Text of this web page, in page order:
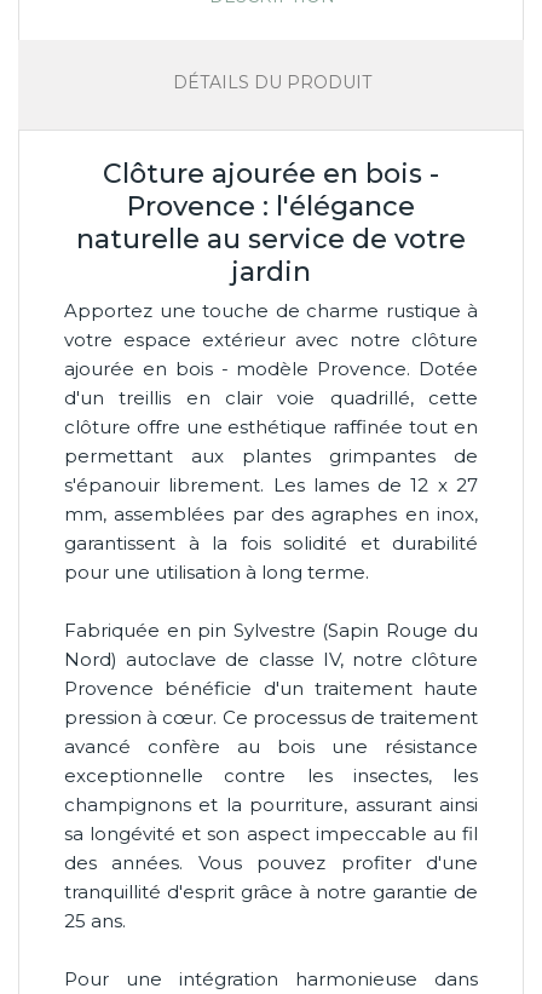
DÉTAILS DU PRODUIT
Clôture ajourée en bois -
Provence : l'élégance
naturelle au service de votre
jardin
Apportez une touche de charme rustique à
votre espace extérieur avec notre clôture
ajourée en bois - modèle Provence. Dotée
d'un treillis en clair voie quadrillé, cette
clôture offre une esthétique raffinée tout en
permettant aux plantes grimpantes de
s'épanouir librement. Les lames de 12 x 27
mm, assemblées par des agraphes en inox,
garantissent à la fois solidité et durabilité
pour une utilisation à long terme.
Fabriquée en pin Sylvestre (Sapin Rouge du
Nord) autoclave de classe IV, notre clôture
Provence bénéficie d'un traitement haute
pression à cœur. Ce processus de traitement
avancé confère au bois une résistance
exceptionnelle contre les insectes, les
champignons et la pourriture, assurant ainsi
sa longévité et son aspect impeccable au fil
des années. Vous pouvez profiter d'une
tranquillité d'esprit grâce à notre garantie de
25 ans.
Pour une intégration harmonieuse dans